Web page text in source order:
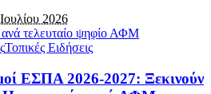
2026
Τοπικές Ειδήσεις
ΕΣΠΑ 2026-2027: Ξεκινούν